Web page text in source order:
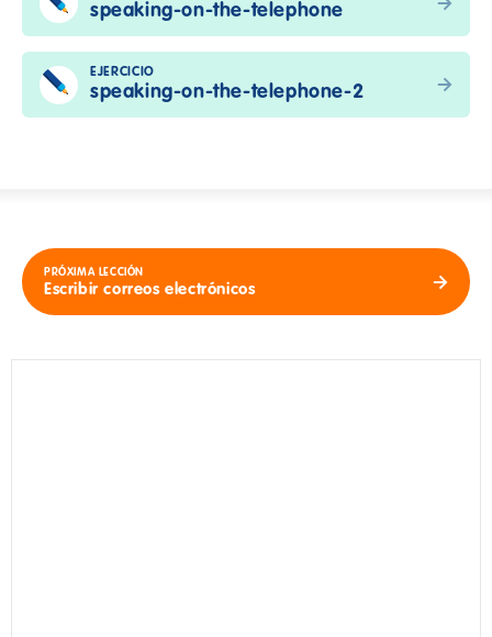
speaking-on-the-telephone
EJERCICIO
speaking-on-the-telephone-2
PRÓXIMA LECCIÓN
Escribir correos electrónicos